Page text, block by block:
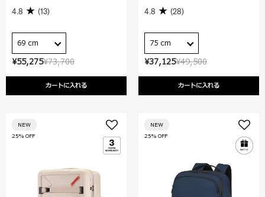
¥73,700
¥55,275
カートに入れる
4.8 (13)
69 cm
¥49,500
¥37,125
カートに入れる
4.8 (28)
75 cm
25% OFF
NEW
25% OFF
NEW